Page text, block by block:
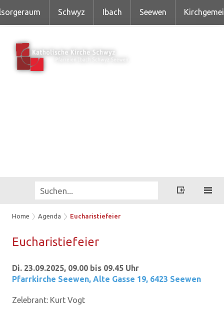
Schwyz Ibach Seewen
Home Agenda Eucharistiefeier
Eu­cha­ris­tie­fei­er
Di. 23.09.2025, 09.00 bis 09.45 Uhr
Pfarrkirche Seewen, Alte Gasse 19, 6423 Seewen
Zelebrant: Kurt Vogt